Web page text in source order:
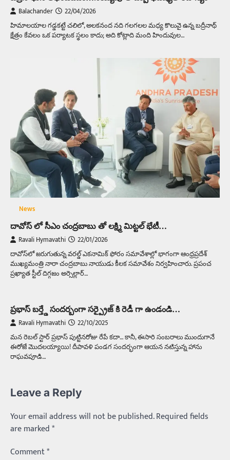
Balachander 22/04/2026
హిమాలయాల గడ్డకట్టే చలిలో, అలకనంద నది గలగలల మధ్య కొలువై ఉన్న బద్రీనాథ్
క్షేత్రం కేవలం ఒక పర్యాటక స్థలం కాదు; అది కోట్లాది మంది హిందువుల…
News
దావోస్ లో సీఎం చంద్రబాబు తో లక్ష్మి మిట్టల్ భేటీ…
Ravali Hymavathi 22/01/2026
దావోస్‌లో జరుగుతున్న వరల్డ్ ఎకనామిక్ ఫోరం సమావేశాల్లో భాగంగా ఆంధ్రప్రదేశ్
ముఖ్యమంత్రి నారా చంద్రబాబు నాయుడు కీలక సమావేశం నిర్వహించారు. ప్రపంచ
ప్రఖ్యాత స్టీల్ దిగ్గజం అర్సెల్లార్…
ప్రభాస్ బర్త్డే సందర్బంగా సర్ప్రైజ్ కి రెడీ గా ఉండండి…
Ravali Hymavathi 22/10/2025
మన రెబల్ స్టార్ ప్రభాస్ పుట్టినరోజు రేపే కదా… కానీ, ఈసారి సంబరాలు ముందుగానే
ఈరోజే మొదలయ్యాయి! దీపావళి పండగ సందర్భంగా ఆయన నటిస్తున్న హాను
రాఘవపూడి…
Leave a Reply
Your email address will not be published.Required fields
are marked*
Comment*